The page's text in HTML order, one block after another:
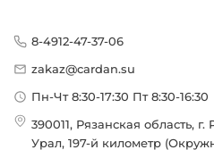
8-4912-47-37-06
zakaz@cardan.su
Пн-Чт 8:30-17:30 Пт 8:30-16:30
390011, Рязанская область,
Урал, 197-й километр